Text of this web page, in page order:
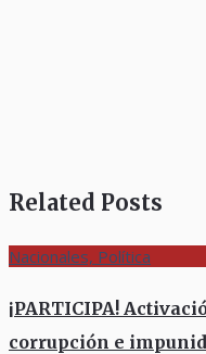
Related Posts
Nacionales, Política
¡PARTICIPA!
corrupción e